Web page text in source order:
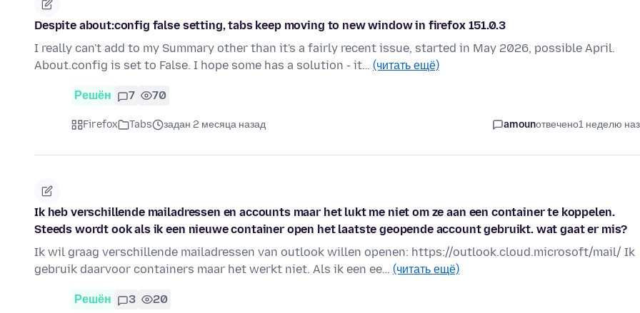
Despite about:config false setting, tabs keep moving to new window in firefox 151.0.3
I really can't add to my Summary other than it's a fairly recent issue, started in May 2026, possible April.
About.config is set to False. I hope some has a solution - it… (читать ещё)
Решён 7 70
Firefox Tabs задан 2 месяца назад amounотвечено1 неделю
Ik heb verschillende mailadressen en accounts maar het lukt me niet om ze aan een container te koppelen.
Steeds wordt ook als ik een nieuwe container open het laatste geopende account gebruikt. wat gaat er mis?
Ik wil graag verschillende mailadressen van outlook willen openen: https://outlook.cloud.microsoft/mail/ Ik
gebruik daarvoor containers maar het werkt niet. Als ik een ee… (читать ещё)
Решён 3 20